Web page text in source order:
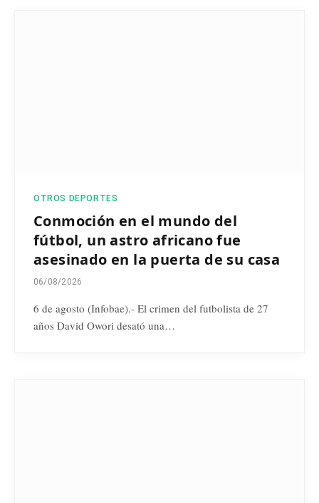
OTROS DEPORTES
Conmoción en el mundo del
fútbol, un astro africano fue
asesinado en la puerta de su casa
06/08/2026
6 de agosto (Infobae).- El crimen del futbolista de 27
años David Owori desató una…